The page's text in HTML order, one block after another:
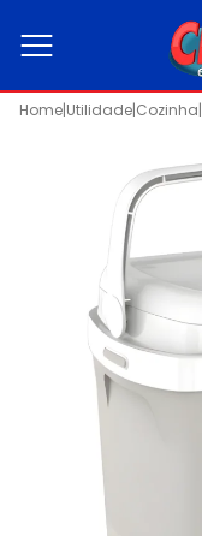
Home|Utilidade|Cozinha|